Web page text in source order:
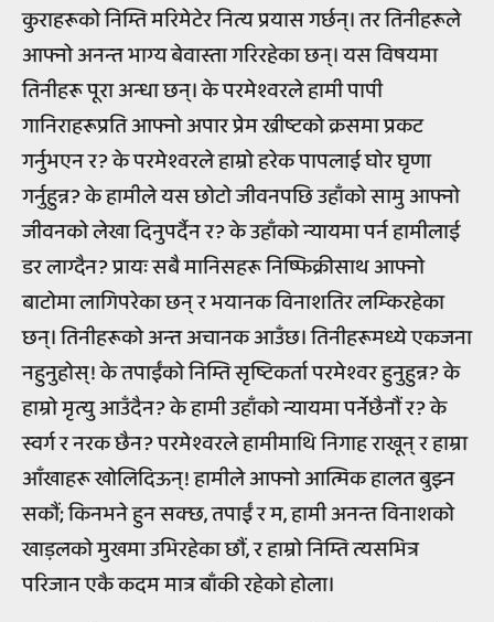
कुराहरूको निम्ति मरिमेटेर नित्य प्रयास गर्छन्। तर तिनीहरूले
आफ्नो अनन्त भाग्य बेवास्ता गरिरहेका छन्। यस विषयमा
तिनीहरू पूरा अन्धा छन्। के परमेश्वरले हामी पापी
गानिराहरूप्रति आफ्नो अपार प्रेम ख्रीष्टको क्रसमा प्रकट
गर्नुभएन र? के परमेश्वरले हाम्रो हरेक पापलाई घोर घृणा
गर्नुहुन्न? के हामीले यस छोटो जीवनपछि उहाँको सामु आफ्नो
जीवनको लेखा दिनुपर्दैन र? के उहाँको न्यायमा पर्न हामीलाई
डर लाग्दैन? प्रायः सबै मानिसहरू निष्फिक्रीसाथ आफ्नो
बाटोमा लागिपरेका छन् र भयानक विनाशतिर लम्किरहेका
छन्। तिनीहरूको अन्त अचानक आउँछ। तिनीहरूमध्ये एकजना
नहुनुहोस्! के तपाईंको निम्ति सृष्टिकर्ता परमेश्वर हुनुहुन्न? के
हाम्रो मृत्यु आउँदैन? के हामी उहाँको न्यायमा पर्नेछैनौं र? के
स्वर्ग र नरक छैन? परमेश्वरले हामीमाथि निगाह राखून् र हाम्रा
आँखाहरू खोलिदिऊन्! हामीले आफ्नो आत्मिक हालत बुझ्न
सकौं; किनभने हुन सक्छ, तपाईं र म, हामी अनन्त विनाशको
खाड़लको मुखमा उभिरहेका छौं, र हाम्रो निम्ति त्यसभित्र
परिजान एकै कदम मात्र बाँकी रहेको होला।